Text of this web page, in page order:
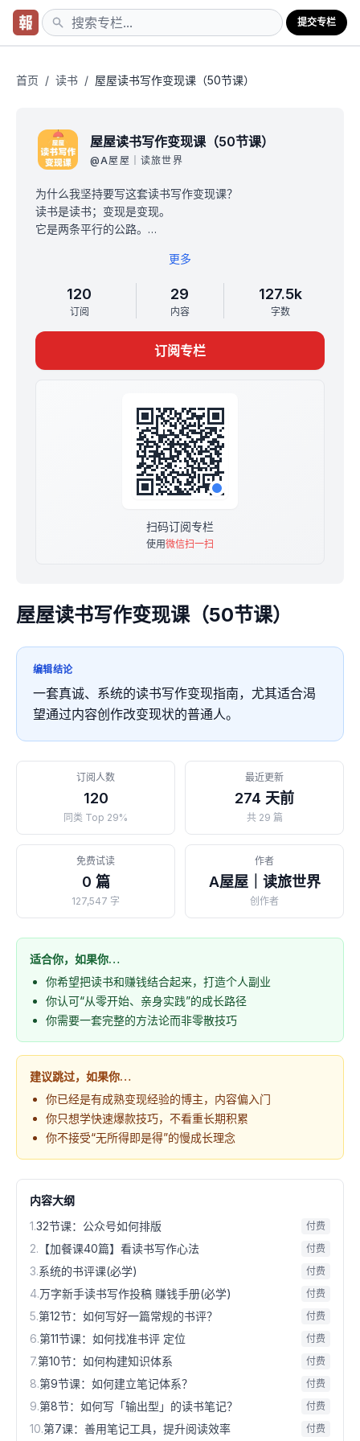
提交专栏
首页 / 读书 / 屋屋读书写作变现课（50节课）
屋屋读书写作变现课（50节课）
@A屋屋｜读旅世界
为什么我坚持要写这套读书写作变现课？
读书是读书；变现是变现。
它是两条平行的公路。
要么只赚钱，然后看不起读书这件事。
而我们今天要做的一件事
💰让读书和赚钱，这两件不相干的事情，结合在一起，为
我所用。
即在读书中成长，在读书中变现。
链接读书和赚钱的纽带，是写作和演讲，展示形式是【博
所以，你们会看到我的朋友圈，呼喊着你们要做三件事
因为这是当前普通人自我救赎，逆袭的最好选择。没有之
我自己用了5年时间，才成为博主，成为自由职业者。
它让我从工厂打工妹到买海景房，做民宿。
读书写作帮我过。
于是，我有坚定的信念，带你读书写作，改变生活。
2⃣️我想活成礼物，出现在你生命里。
3⃣️我把我知道的一切读书写作变现方法、工具和资源传授
于你。
我们可以在一起体验读书的快乐，写作变现的快感。
但如果你反过来问我，花钱来跟我这套读书写作变现课，
能收获什么？
我会很真诚跟你说：
1.如果你还纠结，你暂时可以先不来，先围观。
等有一天，因缘和合，你想学就来。
2.学我的这套读书写作变现。
你可能会一无所🉐️又满载而归。
满船空载月明归，无所得时即是得。
更多
120
订阅
29
内容
127.5k
字数
订阅专栏
扫码订阅专栏
使用微信扫一扫
屋屋读书写作变现课（50节课）
编辑结论
一套真诚、系统的读书写作变现指南，尤其适合渴
望通过内容创作改变现状的普通人。
订阅人数
120
同类 Top 29%
最近更新
274 天前
共 29 篇
免费试读
0 篇
127,547 字
作者
A屋屋｜读旅世界
创作者
适合你，如果你…
你希望把读书和赚钱结合起来，打造个人副业
你认可“从零开始、亲身实践”的成长路径
你需要一套完整的方法论而非零散技巧
建议跳过，如果你…
你已经是有成熟变现经验的博主，内容偏入门
你只想学快速爆款技巧，不看重长期积累
你不接受“无所得即是得”的慢成长理念
内容大纲
1.32节课：公众号如何排版 付费
2. 【加餐课40篇】看读书写作心法 付费
3.系统的书评课(必学) 付费
4.万字新手读书写作投稿 赚钱手册(必学) 付费
5.第12节：如何写好一篇常规的书评？ 付费
6.第11节课：如何找准书评 定位 付费
7.第10节：如何构建知识体系 付费
8.第9节课：如何建立笔记体系？ 付费
9.第8节：如何写「输出型」的读书笔记？ 付费
10.第7课：善用笔记工具，提升阅读效率 付费